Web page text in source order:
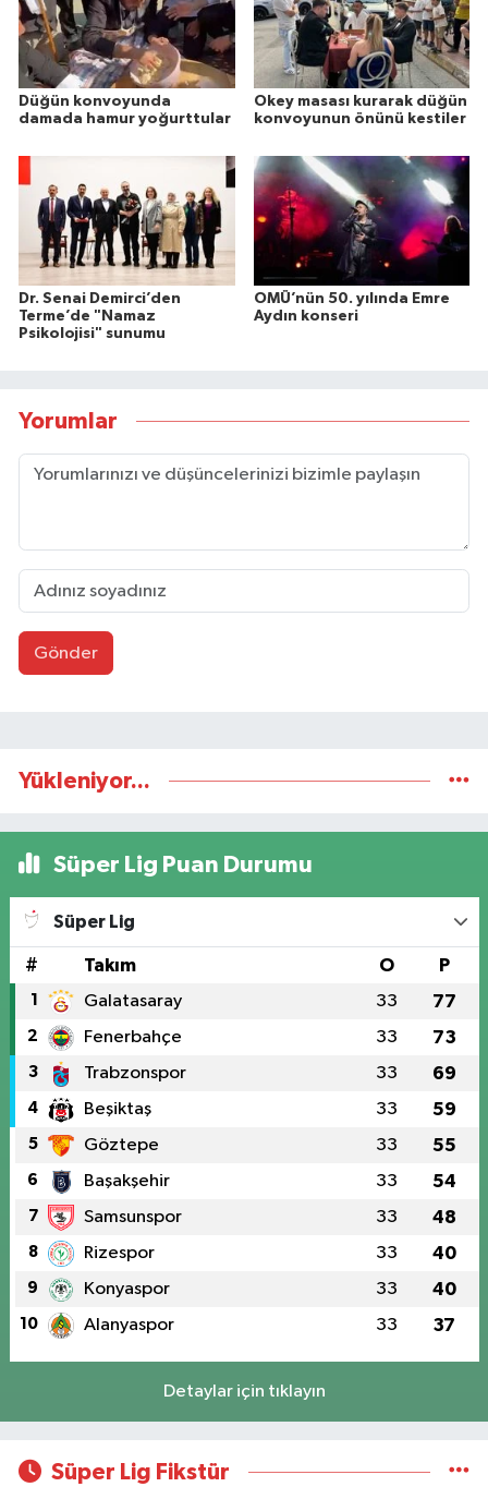
Düğün konvoyunda
damada hamur yoğurttular
Okey masası kurarak düğün
konvoyunun önünü kestiler
Dr. Senai Demirci’den
Terme’de "Namaz
Psikolojisi" sunumu
OMÜ’nün 50. yılında Emre
Aydın konseri
Yorumlar
Gönder
Yükleniyor...
Süper Lig Puan Durumu
Süper Lig
# Takım O P
1 Galatasaray 33 77
2 Fenerbahçe 33 73
3 Trabzonspor 33 69
4 Beşiktaş 33 59
5 Göztepe 33 55
6 Başakşehir 33 54
7 Samsunspor 33 48
8 Rizespor 33 40
9 Konyaspor 33 40
10 Alanyaspor 33 37
Detaylar için tıklayın
Süper Lig Fikstür